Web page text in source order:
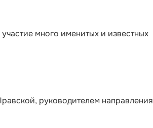
много именитых и известных
руководителем направления